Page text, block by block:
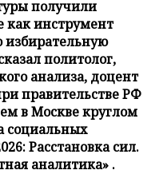
получили
как инструмент
избирательную
политолог,
анализа, доцент
правительстве РФ
в Москве круглом
социальных
Расстановка сил.
аналитика» .